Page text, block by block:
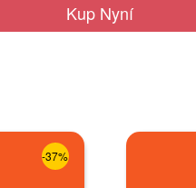
Kup Nyní
-37%